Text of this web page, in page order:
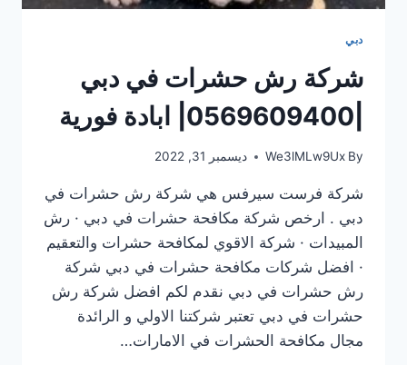
دبي
شركة رش حشرات في دبي
By
We3lMLw9Ux ديسمبر 31, 2022
شركة فرست سيرفس هي شركة رش حشرات في
دبي . ارخص شركة مكافحة حشرات في دبي · رش
المبيدات · شركة الاقوي لمكافحة حشرات والتعقيم
· افضل شركات مكافحة حشرات في دبي شركة
رش حشرات في دبي نقدم لكم افضل شركة رش
حشرات في دبي تعتبر شركتنا الاولي و الرائدة
مجال مكافحة الحشرات في الامارات…